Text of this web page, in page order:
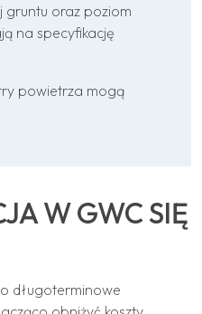
gruntu oraz poziom
na specyfikację
powietrza mogą
W GWC SIĘ
długoterminowe